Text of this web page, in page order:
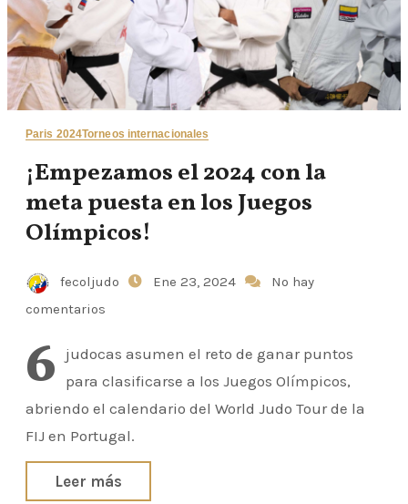
Paris 2024Torneos internacionales
¡Empezamos el 2024 con la
meta puesta en los Juegos
Olímpicos!
fecoljudo Ene 23, 2024
No hay
comentarios
6
judocas asumen el reto de ganar puntos
para clasificarse a los Juegos Olímpicos,
abriendo el calendario del World Judo Tour de la
FIJ en Portugal.
Leer más